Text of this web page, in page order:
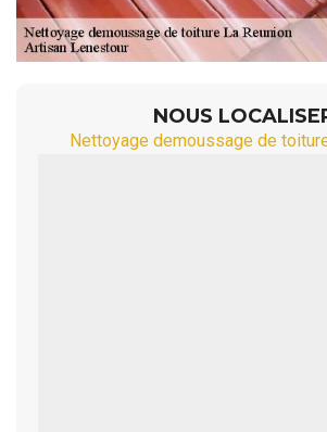
NOUS
Nettoyage demoussage de